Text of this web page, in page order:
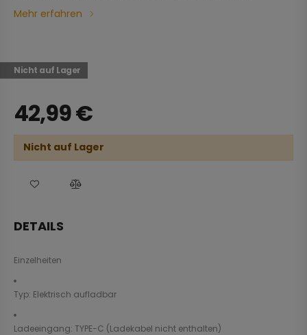
Mehr erfahren
Nicht auf Lager
42,99€
Nicht auf Lager
DETAILS
Einzelheiten
Typ: Elektrisch aufladbar
Ladeeingang: TYPE-C (Ladekabel nicht enthalten)